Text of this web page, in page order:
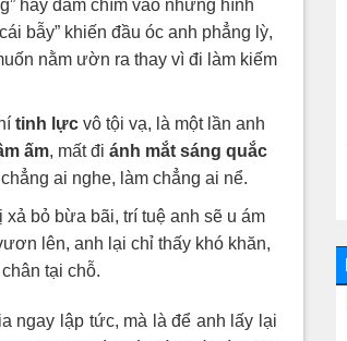
hay đắm chìm vào những hình
bẫy” khiến đầu óc anh phẳng lỳ,
nằm ườn ra thay vì đi làm kiếm
tinh lựcvô tội vạ, là một lần anh
ấm, mất đi ánh mắt sáng quắc
ai nghe, làm chẳng ai nể.
bỏ bừa bãi, trí tuệ anh sẽ u ám
lên, anh lại chỉ thấy khó khăn,
tại chỗ.
ngay lập tức, mà là để anh lấy lại